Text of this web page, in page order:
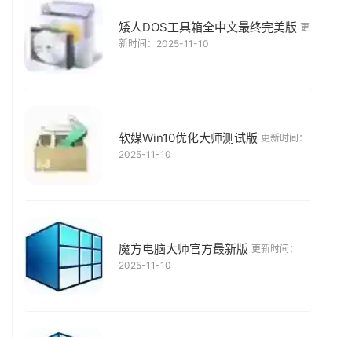
矮人DOS工具箱全中文最终完美版 更
新时间：2025-11-10
软媒Win10优化大师测试版 更新时间：
2025-11-10
魔方电脑大师官方最新版 更新时间：
2025-11-10